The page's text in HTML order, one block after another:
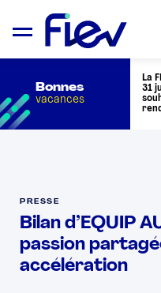
L’AUTOMOTIVE
ADHÉRENTS
Bonnes
vacances
La
31
PRESSE
Bilan d’EQUIP
passion
accélération